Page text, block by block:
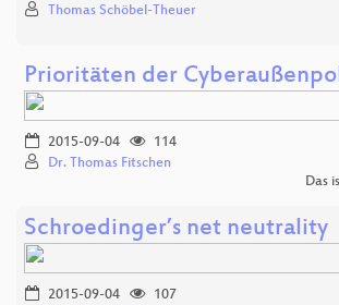
Thomas Schöbel-Theuer
Prioritäten der
2015-09-04
114
Dr. Thomas Fitschen
Das
Schroedinger’s net neutrality
2015-09-04
107